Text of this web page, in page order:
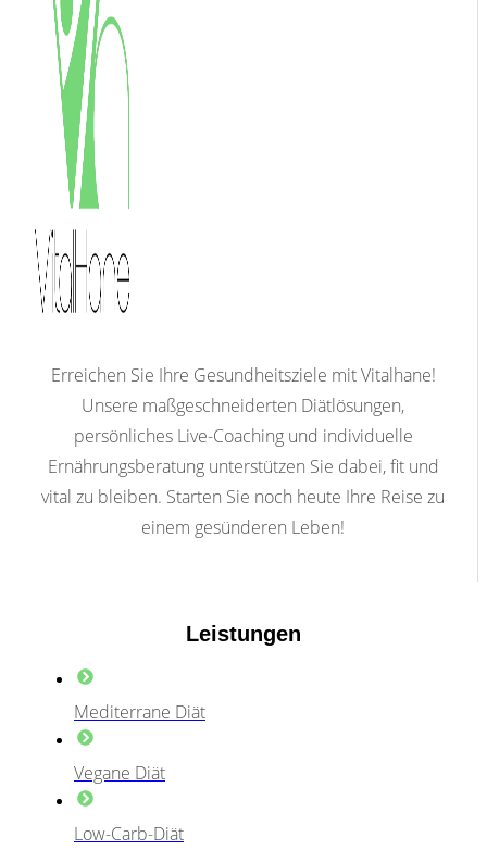
Erreichen Sie Ihre Gesundheitsziele mit Vitalhane!
Unsere maßgeschneiderten Diätlösungen,
persönliches Live-Coaching und individuelle
Ernährungsberatung unterstützen Sie dabei, fit und
vital zu bleiben. Starten Sie noch heute Ihre Reise zu
einem gesünderen Leben!
Leistungen
Mediterrane Diät
Vegane Diät
Low-Carb-Diät